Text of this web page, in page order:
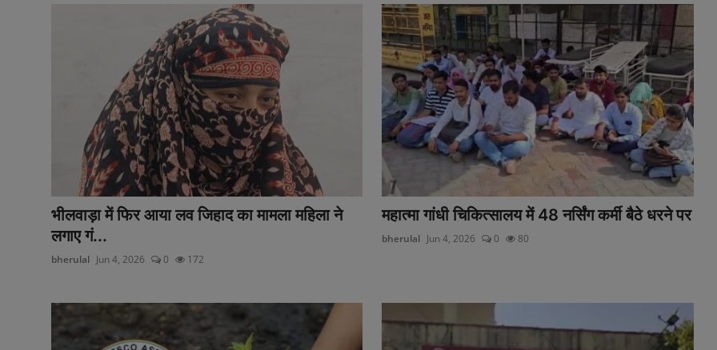
भीलवाड़ा में फिर आया लव जिहाद का मामला महिला ने
लगाए गं...
bherulal Jun 4, 2026 0 172
महात्मा गांधी चिकित्सालय में 48 नर्सिंग कर्मी बैठे धरने पर
bherulal Jun 4, 2026 0 80